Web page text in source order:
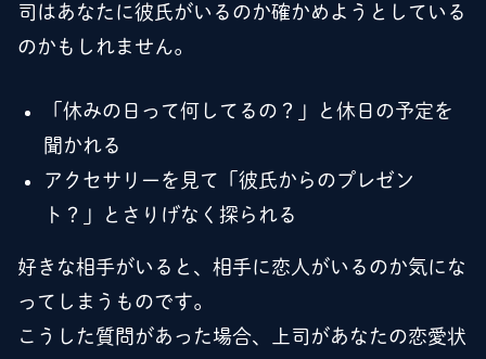
司はあなたに彼氏がいるのか確かめようとしている
のかもしれません。
「休みの日って何してるの？」と休日の予定を
聞かれる
アクセサリーを見て「彼氏からのプレゼン
ト？」とさりげなく探られる
好きな相手がいると、相手に恋人がいるのか気にな
ってしまうものです。
こうした質問があった場合、上司があなたの恋愛状